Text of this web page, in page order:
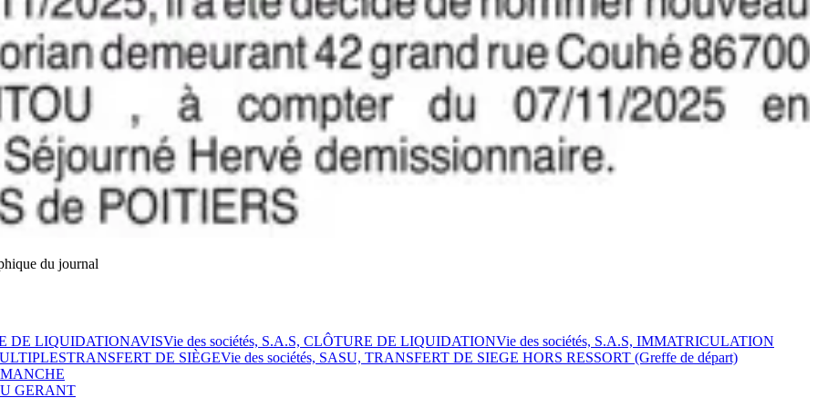
du journal
DE LIQUIDATIONAVISVie des sociétés, S.A.S, CLÔTURE DE LIQUIDATIONVie des sociétés, S.A.S, IMMATRICULATION
TRANSFERT DE SIÈGEVie des sociétés, SASU, TRANSFERT DE SIEGE HORS RESSORT (Greffe de départ)
GERANT